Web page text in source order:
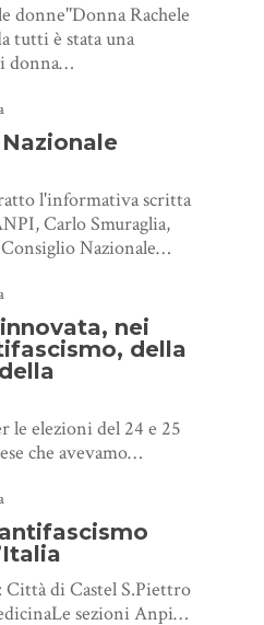
donne''Donna Rachele
tutti è stata una
donna…
l'informativa scritta
Carlo Smuraglia,
Consiglio Nazionale…
nei
della
le elezioni del 24 e 25
che avevamo…
di Castel S.Piettro
sezioni Anpi…